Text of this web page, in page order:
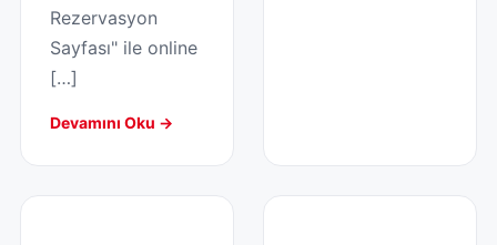
Rezervasyon
Sayfası" ile online
[…]
Devamını Oku →